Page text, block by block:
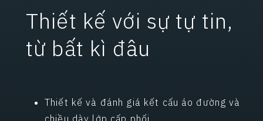
Thiết kế với sự tự tin,
từ bất kì đâu
Thiết kế và đánh giá kết cấu áo đường và
chiều dày lớp cấp phối